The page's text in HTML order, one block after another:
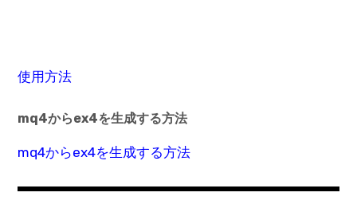
使用方法
mq4からex4を生成する方法
mq4からex4を生成する方法